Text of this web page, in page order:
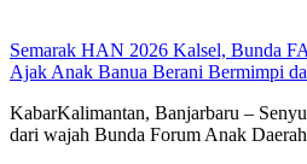
Semarak HAN 2026 Kalsel, Bunda
Ajak Anak Banua Berani Bermimpi
KabarKalimantan, Banjarbaru –
dari wajah Bunda Forum Anak